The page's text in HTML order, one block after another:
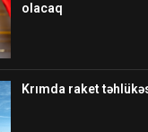
olacaq
Krımda raket